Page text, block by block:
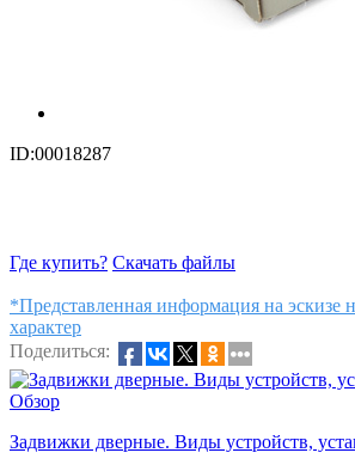
ID:00018287
Где купить? Скачать файлы
*Представленная информация на эскизе
характер
Поделиться:
Обзор
Задвижки дверные. Виды устройств,